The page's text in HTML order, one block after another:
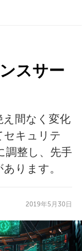
公式ブログ
スサー
間なく変化
セキュリテ
調整し、先手
ります。
2019年5月30日